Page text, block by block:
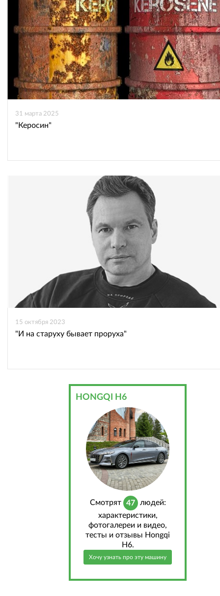
31 марта 2025
"Керосин"
15 октября 2023
"И на старуху бывает проруха"
HONGQI H6
Cмотрят 47 людей:
характеристики,
фотогалереи и видео,
тесты и отзывы Hongqi
H6.
Хочу узнать про эту машину